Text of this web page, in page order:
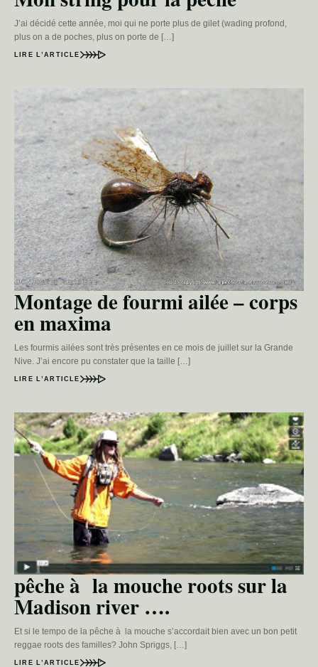
J’ai décidé cette année, moi qui ne porte plus de gilet (wading profond,
plus on a de poches, plus on porte de […]
LIRE L’ARTICLE
Montage de fourmi ailée – corps
en maxima
Les fourmis ailées sont très présentes en ce mois de juillet sur la Grande
Nive. J’ai encore pu constater que la taille […]
LIRE L’ARTICLE
pêche à la mouche roots sur la
Madison river ….
Et si le tempo de la pêche à la mouche s’accordait bien avec un bon petit
reggae roots des familles? John Spriggs, […]
LIRE L’ARTICLE